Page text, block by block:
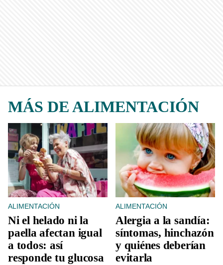
MÁS DE ALIMENTACIÓN
ALIMENTACIÓN
Ni el helado ni la
paella afectan igual
a todos: así
responde tu glucosa
ALIMENTACIÓN
Alergia a la sandía:
síntomas, hinchazón
y quiénes deberían
evitarla